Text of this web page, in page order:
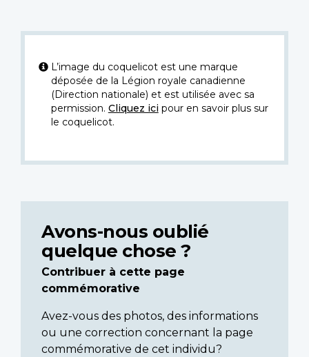
L’image du coquelicot est une marque
déposée de la Légion royale canadienne
(Direction nationale) et est utilisée avec sa
permission. Cliquez icipour en savoir plus sur
le coquelicot.
Avons-nous oublié
quelque chose ?
Contribuer à cette page
commémorative
Avez-vous des photos, des informations
ou une correction concernant la page
commémorative de cet individu?